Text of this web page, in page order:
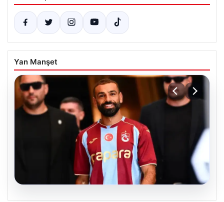
Yan Manşet
07.08.2026